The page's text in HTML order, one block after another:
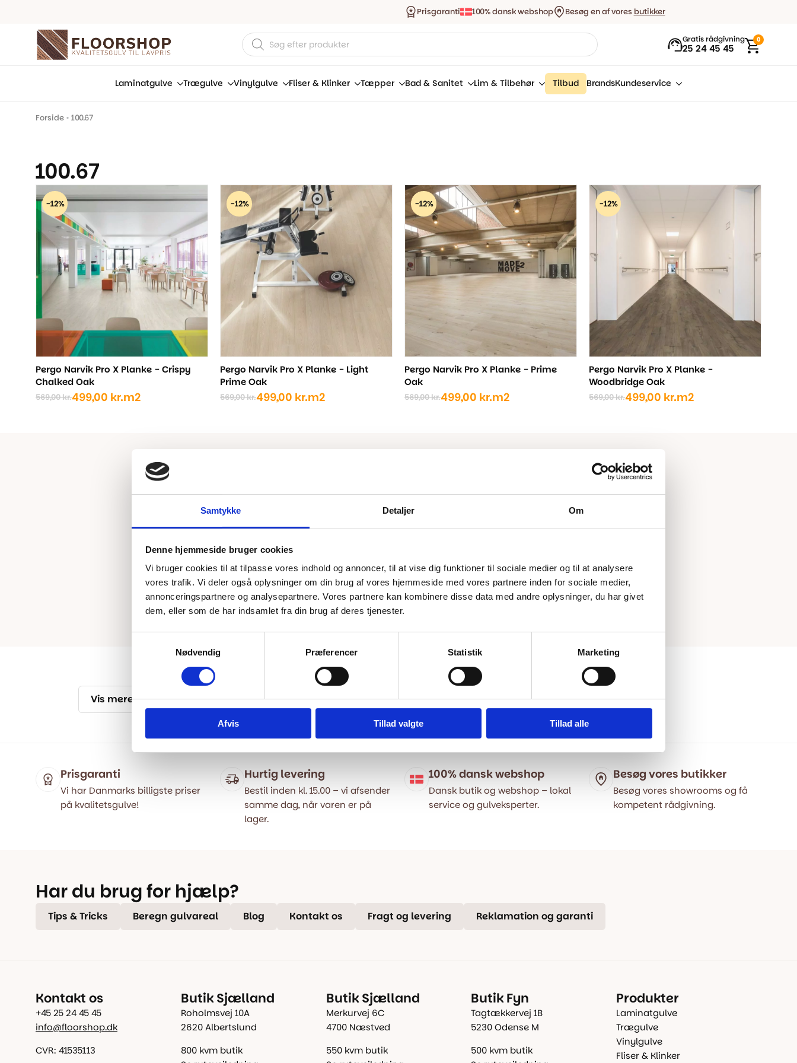
Samtykke Detaljer Om
Denne hjemmeside bruger cookies
Vi bruger cookies til at tilpasse vores indhold og annoncer, til at vise dig funktioner til sociale medier og til at analysere
vores trafik. Vi deler også oplysninger om din brug af vores hjemmeside med vores partnere inden for sociale medier,
annonceringspartnere og analysepartnere. Vores partnere kan kombinere disse data med andre oplysninger, du har givet
dem, eller som de har indsamlet fra din brug af deres tjenester.
Nødvendig
Præferencer Statistik Marketing
Afvis Tillad valgte Tillad alle
Prisgaranti 100% dansk webshop Besøg en af vores butikker
Products
search
Gratis rådgivning
25 24 45 45
0
Laminatgulve Trægulve Vinylgulve Fliser & Klinker Tæpper Bad & Sanitet Lim & Tilbehør Tilbud BrandsKundeservice
Forside • 100.67
100.67
-12%
Pergo Narvik Pro X Planke - Crispy
Chalked Oak
569,00kr.
Den
499,00 kr.
Den
m2
-12%
Pergo Narvik Pro X Planke - Light
Prime Oak
569,00kr.
Den
499,00 kr.
Den
m2
-12%
Pergo Narvik Pro X Planke - Prime
Oak
569,00kr.
Den
499,00 kr.
Den
m2
-12%
Pergo Narvik Pro X Planke -
Woodbridge Oak
569,00kr.
Den
499,00 kr.
Den
m2
Vis mere
Prisgaranti
Vi har Danmarks billigste priser
på kvalitetsgulve!
Hurtig levering
Bestil inden kl. 15.00 – vi afsender
samme dag, når varen er på
lager.
100% dansk webshop
Dansk butik og webshop – lokal
service og gulveksperter.
Besøg vores butikker
Besøg vores showrooms og få
kompetent rådgivning.
Har du brug for hjælp?
Tips & Tricks Beregn gulvareal Blog Kontakt os Fragt og levering Reklamation og garanti
Kontakt os
+45 25 24 45 45
info@floorshop.dk
CVR: 41535113
Butik Sjælland
Roholmsvej 10A
2620 Albertslund
800 kvm butik
Butik Sjælland
Merkurvej 6C
4700 Næstved
550 kvm butik
Butik Fyn
Tagtækkervej 1B
5230 Odense M
500 kvm butik
Produkter
Laminatgulve
Trægulve
Vinylgulve
Fliser & Klinker